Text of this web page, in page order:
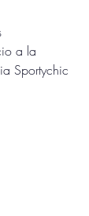
a la
Sportychic